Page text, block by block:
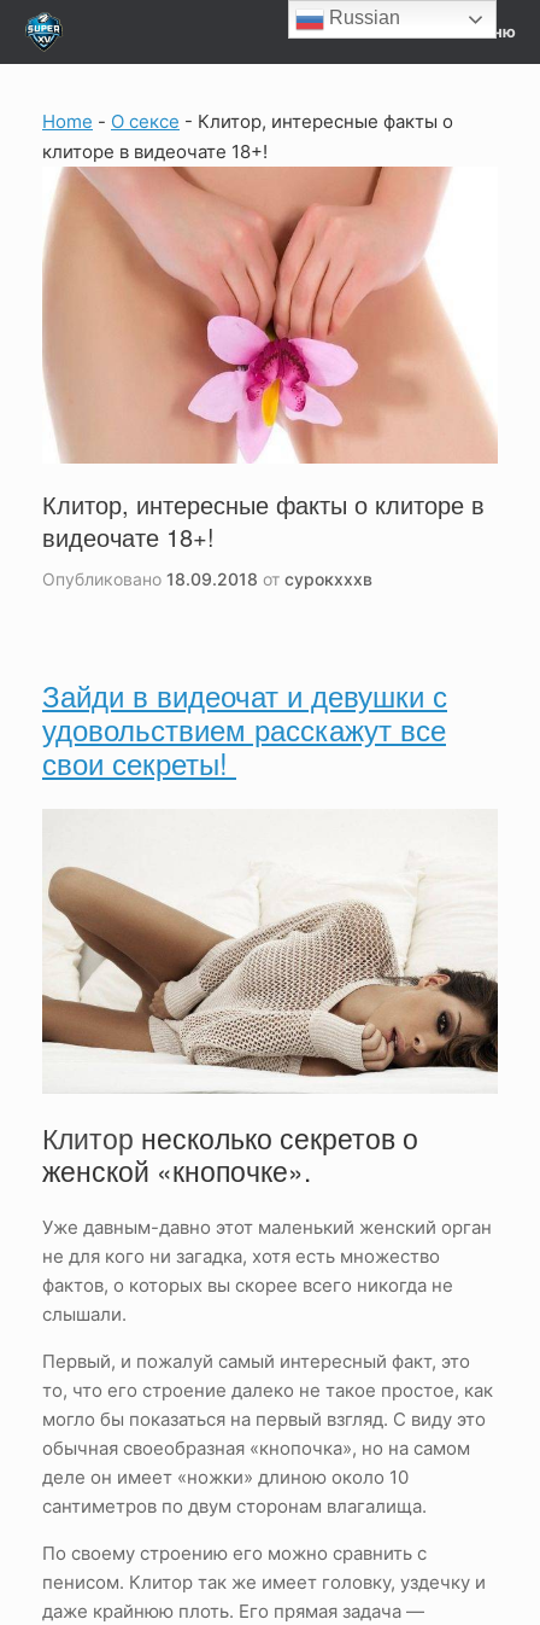
Перейти
Меню
Home - О сексе - Клитор, интересные факты о
клиторе в видеочате 18+!
Клитор, интересные факты о клиторе в
видеочате 18+!
Опубликовано 18.09.2018 от сурокхххв
Зайди в видеочат и девушки с
удовольствием расскажут все
свои секреты!
Клитор несколько секретов о
женской «кнопочке».
Уже давным-давно этот маленький женский орган
не для кого ни загадка, хотя есть множество
фактов, о которых вы скорее всего никогда не
слышали.
Первый, и пожалуй самый интересный факт, это
то, что его строение далеко не такое простое, как
могло бы показаться на первый взгляд. С виду это
обычная своеобразная «кнопочка», но на самом
деле он имеет «ножки» длиною около 10
сантиметров по двум сторонам влагалища.
По своему строению его можно сравнить с
пенисом. Клитор так же имеет головку, уздечку и
даже крайнюю плоть. Его прямая задача —
Russian